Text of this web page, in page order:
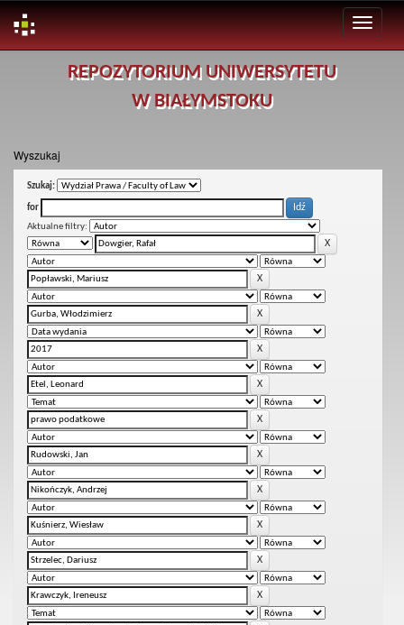
REPOZYTORIUM UNIWERSYTETU
W BIAŁYMSTOKU
Wyszukaj
Szukaj:
for
Aktualne filtry: